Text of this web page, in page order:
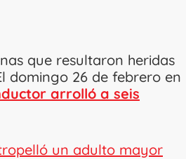
que resultaron heridas
domingo 26 de febrero en
arrolló a seis
un adulto mayor